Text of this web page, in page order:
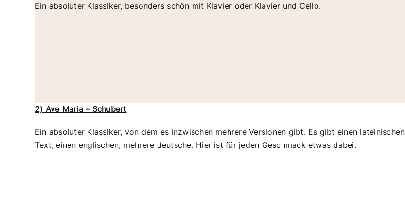
Ein absoluter Klassiker, besonders schön mit Klavier oder Klavier und Cello.
2) Ave Maria – Schubert
Ein absoluter Klassiker, von dem es inzwischen mehrere Versionen gibt. Es gibt einen lateinischen
Text, einen englischen, mehrere deutsche. Hier ist für jeden Geschmack etwas dabei.